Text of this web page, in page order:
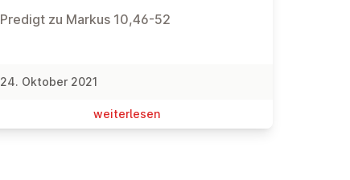
Predigt zu Markus 10,46-52
24. Oktober 2021
wei­ter­le­sen